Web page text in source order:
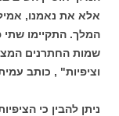
אלא את נאמנו,
המלך. התקיימו שתי
שמות החתרנים
וציפיות" , כותב
ניתן להבין כי